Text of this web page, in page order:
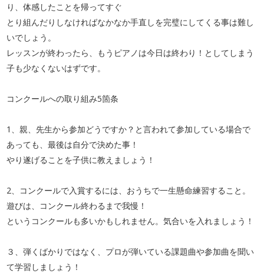
り、体感したことを帰ってすぐ
とり組んだりしなければなかなか手直しを完璧にしてくる事は難し
いでしょう。
レッスンが終わったら、もうピアノは今日は終わり！としてしまう
子も少なくないはずです。
コンクールへの取り組み5箇条
1、親、先生から参加どうですか？と言われて参加している場合で
あっても、最後は自分で決めた事！
やり遂げることを子供に教えましょう！
2、コンクールで入賞するには、おうちで一生懸命練習すること。
遊びは、コンクール終わるまで我慢！
というコンクールも多いかもしれません。気合いを入れましょう！
３、弾くばかりではなく、プロが弾いている課題曲や参加曲を聞い
て学習しましょう！